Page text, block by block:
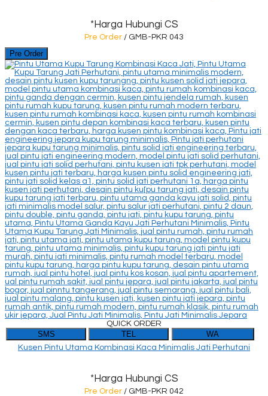
*Harga Hubungi CS
Pre Order / GMB-PKR 043
Pre Order
QUICK ORDER
SMS TEL WA
Kusen Pintu Utama Kombinasi Kaca Minimalis Jati Perhutani
*Harga Hubungi CS
Pre Order / GMB-PKR 042